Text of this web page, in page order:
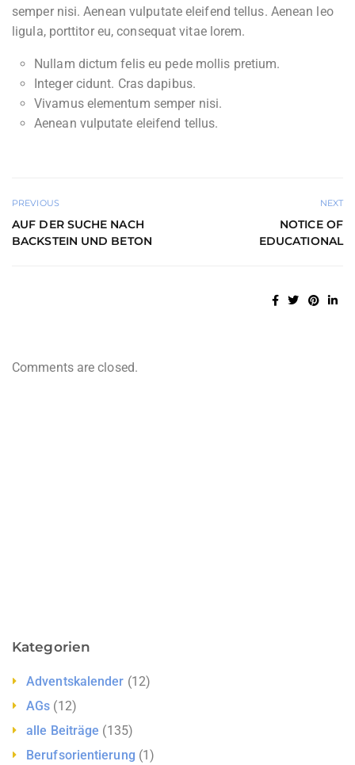
semper nisi. Aenean vulputate eleifend tellus. Aenean leo
ligula, porttitor eu, consequat vitae lorem.
Nullam dictum felis eu pede mollis pretium.
Integer cidunt. Cras dapibus.
Vivamus elementum semper nisi.
Aenean vulputate eleifend tellus.
PREVIOUS
AUF DER SUCHE NACH
BACKSTEIN UND BETON
NEXT
NOTICE OF
EDUCATIONAL
Comments are closed.
Kategorien
Adventskalender (12)
AGs (12)
alle Beiträge (135)
Berufsorientierung (1)